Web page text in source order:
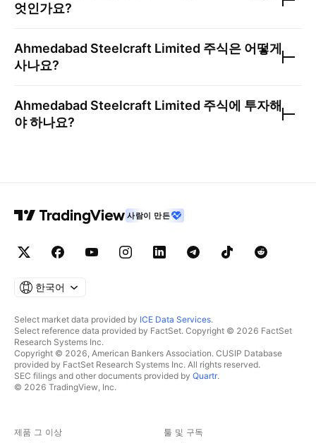
엇인가요?
Ahmedabad Steelcraft Limited 주식은 어떻게
사나요?
Ahmedabad Steelcraft Limited 주식에 투자해
야 하나요?
사람이 만든
한국어
Select market data provided by ICE Data Services.
Select reference data provided by FactSet. Copyright © 2026 FactSet
Research Systems Inc.
Copyright © 2026, American Bankers Association. CUSIP Database
provided by FactSet Research Systems Inc. All rights reserved.
SEC filings and other documents provided by Quartr.
© 2026 TradingView, Inc.
제품 그 이상 툴 및 구독